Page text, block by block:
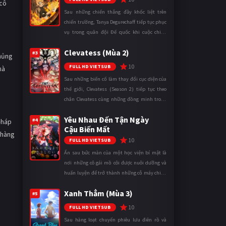
Sau những chiến thắng đầy khốc liệt trên
chiến trường, Tanya Degurechaff tiếp tục phục
vụ trong quân đội Đế quốc khi cuộc chiến
mặt trận. Dù sở hữu tài năn ...
#3 Clevatess (Mùa 2)
FULL HD VIETSUB 10
Sau những biến cố làm thay đổi cục diện của
thế giới, Clevatess (Season 2) tiếp tục theo
chân Clevatess cùng những đồng minh trong
loại đến bờ vực diệ ...
#4
Yêu Nhau Đến Tận Ngày
Cậu Biến Mất
FULL HD VIETSUB 10
Ẩn sau bức màn của một học viện bí mật là
nơi những cô gái mồ côi được nuôi dưỡng và
huấn luyện để trở thành những cỗ máy chiến
được xem là điều hiển nh ...
#5 Xanh Thẳm (Mùa 3)
FULL HD VIETSUB 10
Sau hàng loạt chuyến phiêu lưu điên rồ và